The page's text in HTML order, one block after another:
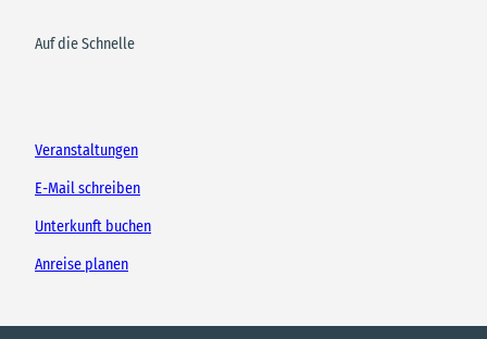
Auf die Schnelle
Veranstaltungen
E-Mail schreiben
Unterkunft buchen
Anreise planen